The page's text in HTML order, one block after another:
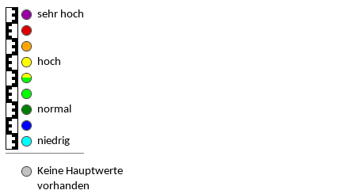
sehr hoch
hoch
normal
niedrig
Keine Hauptwerte
vorhanden